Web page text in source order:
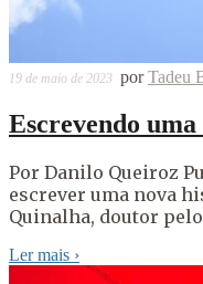
19 de maio de 2023 porTadeu
Escrevendo
Por Danilo Queiroz
escrever uma nova
Quinalha, doutor
Ler mais ›